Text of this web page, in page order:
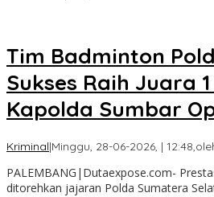
Tim Badminton
Sukses Raih Juara
Kapolda Sumbar
Kriminal|Minggu, 28-06-2026, | 12:48,
PALEMBANG|Dutaexpose.com-
ditorehkan jajaran Polda Sumatera